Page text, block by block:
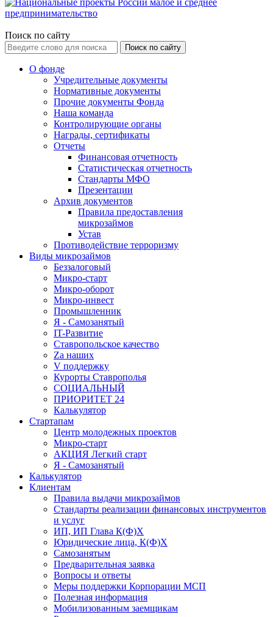
Поиск по сайту
Поиск по сайту
О фонде
Учредительные документы
Нормативные документы
Прочие документы Фонда
Наша команда
Контролирующие органы
Награды, сертификаты
Отчеты
Финансовая отчетность
Статистическая отчетность
Стандарты МФО
Презентации
Архив документов
Правила предоставления
микрозаймов
Устав
Противодействие терроризму
Виды микрозаймов
Беззалоговый
Микро-старт
Микро-оборот
Микро-инвест
Промышленник
Я - Самозанятый
IT-Развитие
Ставропольское качество
Za наших
V поддержку
Курорты Ставрополья
СОЦИАЛЬНЫЙ
ПРИОРИТЕТ 24
Калькулятор
Стартапам
Центр молодежных проектов
Микро-старт
АКЦИЯ Легкий старт
Я - Самозанятый
Калькулятор
Клиентам
Правила выдачи микрозаймов
Стандарты реализации финансовых инструментов
и услуг
ИП, ИП Глава К(Ф)Х
Юридические лица, К(Ф)Х
Самозанятым
Предварительная заявка
Вопросы и ответы
Меры поддержки Корпорации МСП
Полезная информация
Мобилизованным заемщикам